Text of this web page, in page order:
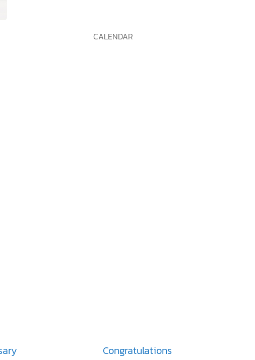
CALENDAR
Congratulations